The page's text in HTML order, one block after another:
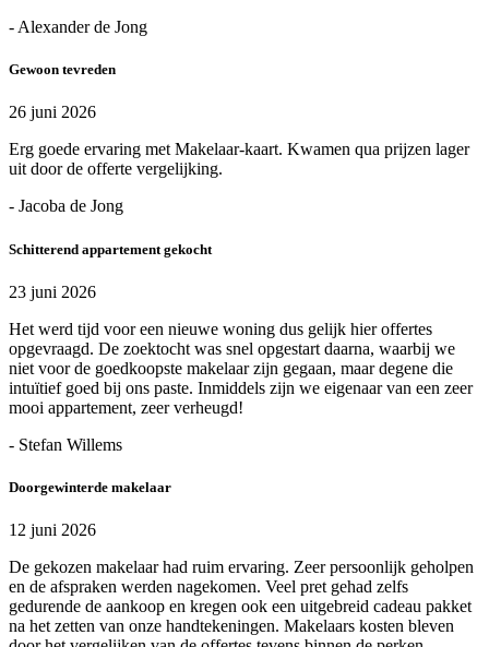
- Alexander de Jong
Gewoon tevreden
26 juni 2026
Erg goede ervaring met Makelaar-kaart. Kwamen qua prijzen lager
uit door de offerte vergelijking.
- Jacoba de Jong
Schitterend appartement gekocht
23 juni 2026
Het werd tijd voor een nieuwe woning dus gelijk hier offertes
opgevraagd. De zoektocht was snel opgestart daarna, waarbij we
niet voor de goedkoopste makelaar zijn gegaan, maar degene die
intuïtief goed bij ons paste. Inmiddels zijn we eigenaar van een zeer
mooi appartement, zeer verheugd!
- Stefan Willems
Doorgewinterde makelaar
12 juni 2026
De gekozen makelaar had ruim ervaring. Zeer persoonlijk geholpen
en de afspraken werden nagekomen. Veel pret gehad zelfs
gedurende de aankoop en kregen ook een uitgebreid cadeau pakket
na het zetten van onze handtekeningen. Makelaars kosten bleven